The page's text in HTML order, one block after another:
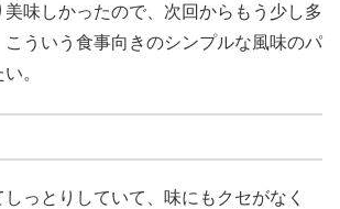
味しかったので、次回からもう少し多
ういう食事向きのシンプルな風味のパ
。
っとりしていて、味にもクセがなく